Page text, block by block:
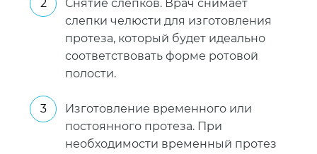
Снятие слепков. Врач снимает
слепки челюсти для изготовления
протеза, который будет идеально
соответствовать форме ротовой
полости.
Изготовление временного или
постоянного протеза. При
необходимости временный протез